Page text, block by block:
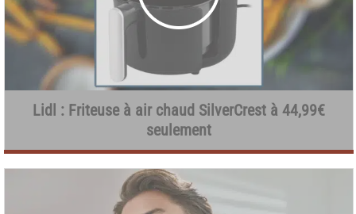
Lidl : Friteuse à air chaud SilverCrest à 44,99€
seulement